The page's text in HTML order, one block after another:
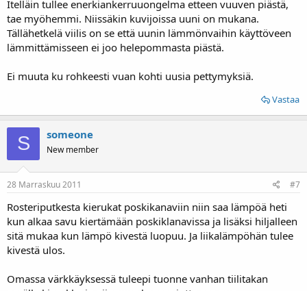
Itelläin tullee enerkiankerruuongelma etteen vuuven piästä,
tae myöhemmi. Niissäkin kuvijoissa uuni on mukana.
Tällähetkelä viilis on se että uunin lämmönvaihin käyttöveen
lämmittämisseen ei joo helepommasta piästä.
Ei muuta ku rohkeesti vuan kohti uusia pettymyksiä.
Vastaa
S someone
New member
28 Marraskuu 2011 #7
Rosteriputkesta kierukat poskikanaviin niin saa lämpöä heti
kun alkaa savu kiertämään poskiklanavissa ja lisäksi hiljalleen
sitä mukaa kun lämpö kivestä luopuu. Ja liikalämpöhän tulee
kivestä ulos.
Omassa värkkäyksessä tuleepi tuonne vanhan tiilitakan